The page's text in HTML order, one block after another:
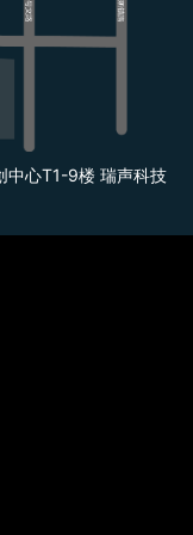
中心T1-9楼 瑞声科技